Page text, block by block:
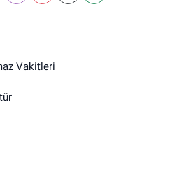
Vakitleri